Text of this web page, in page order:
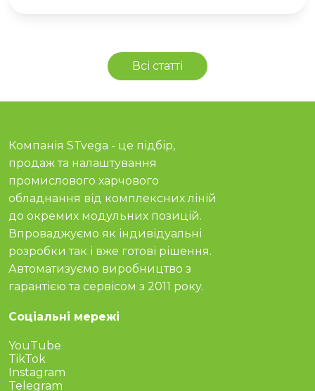
від продукту. У цій статті ми проаналізуємо
ключові зміни, викликані інноваціями, та
Всі статті
Компанія STvega - це підбір,
продаж та налаштування
промислового харчового
обладнання від комплексних ліній
до окремих модульних позицій.
Впроваджуємо як індивідуальні
розробки так і вже готові рішення.
Автоматизуємо виробництво з
гарантією та сервісом з 2011 року.
Соціальні мережі
YouTube
TikTok
Instagram
Telegram